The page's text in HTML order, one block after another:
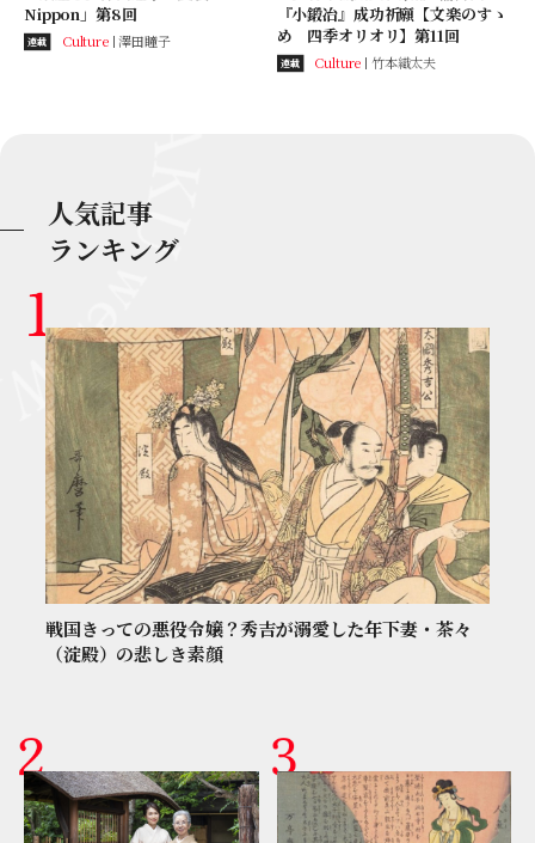
Nippon」第8回
連載 Culture 澤田瞳子
『小鍛冶』成功祈願【文楽のすゝ
め 四季オリオリ】第11回
連載 Culture 竹本織太夫
人気記事
ランキング
戦国きっての悪役令嬢？秀吉が溺愛した年下妻・茶々
（淀殿）の悲しき素顔